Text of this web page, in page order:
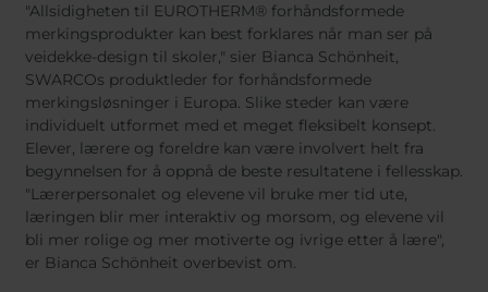
Switzerland
Turkey
Kosovo
Ukraine
United States of
America
Other Europe
Rest of the
world
"Allsidigheten til EUROTHERM® forhåndsformede
merkingsprodukter kan best forklares når man ser på
veidekke-design til skoler," sier Bianca Schönheit,
SWARCOs produktleder for forhåndsformede
merkingsløsninger i Europa. Slike steder kan være
individuelt utformet med et meget fleksibelt konsept.
Elever, lærere og foreldre kan være involvert helt fra
begynnelsen for å oppnå de beste resultatene i fellesskap.
"Lærerpersonalet og elevene vil bruke mer tid ute,
læringen blir mer interaktiv og morsom, og elevene vil
bli mer rolige og mer motiverte og ivrige etter å lære",
er Bianca Schönheit overbevist om.